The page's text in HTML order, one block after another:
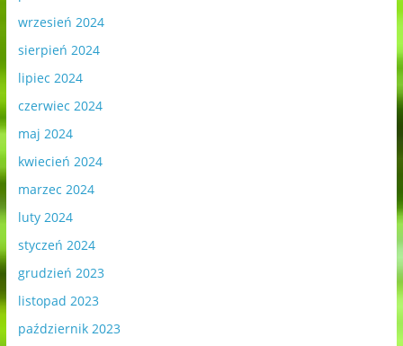
wrzesień 2024
sierpień 2024
lipiec 2024
czerwiec 2024
maj 2024
kwiecień 2024
marzec 2024
luty 2024
styczeń 2024
grudzień 2023
listopad 2023
październik 2023